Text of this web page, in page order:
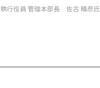
執行役員 管理本部長 佐古 晴彦氏